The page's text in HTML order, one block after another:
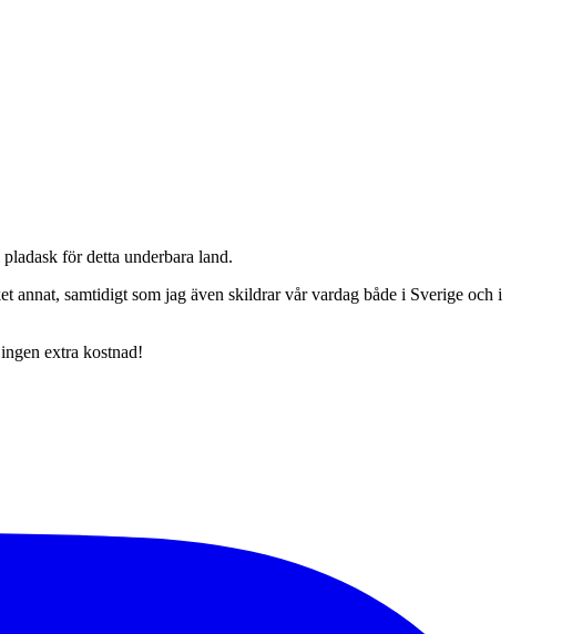
för detta underbara land.
annat, samtidigt som jag även skildrar vår vardag både i Sverige och i
extra kostnad!